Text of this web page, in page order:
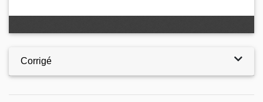
Corrigé